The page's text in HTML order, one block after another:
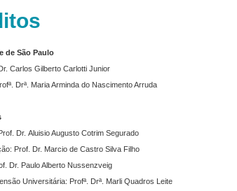
de São Paulo
Carlos Gilberto Carlotti Junior
Drª. Maria Arminda do Nascimento Arruda
Dr. Aluisio Augusto Cotrim Segurado
Prof. Dr. Marcio de Castro Silva Filho
Dr. Paulo Alberto Nussenzveig
Universitária: Profª. Drª. Marli Quadros Leite